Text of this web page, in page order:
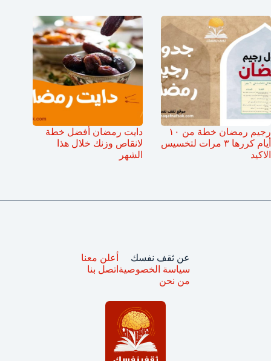
رجيم رمضان خطة من ١٠
أيام كررها ٣ مرات لتخسيس
الاكيد
دايت رمضان أفضل خطة
لانقاص وزنك خلال هذا
الشهر
عن ثقف نفسك
سياسة الخصوصية
من نحن
أعلن معنا
اتصل بنا